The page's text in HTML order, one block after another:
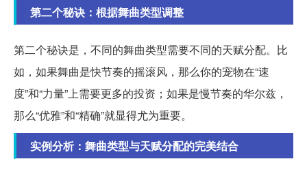
第二个秘诀：根据舞曲类型调整
第二个秘诀是，不同的舞曲类型需要不同的天赋分配。比
如，如果舞曲是快节奏的摇滚风，那么你的宠物在“速
度”和“力量”上需要更多的投资；如果是慢节奏的华尔兹，
那么“优雅”和“精确”就显得尤为重要。
实例分析：舞曲类型与天赋分配的完美结合